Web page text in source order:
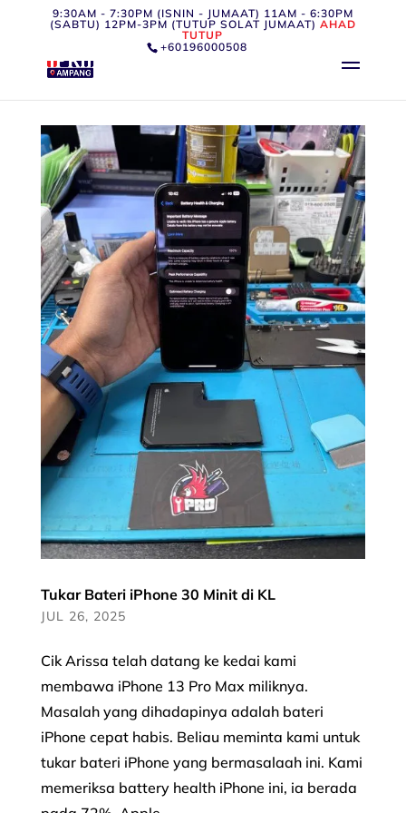
9:30AM - 7:30PM (ISNIN - JUMAAT) 11AM - 6:30PM
(SABTU) 12PM-3PM (TUTUP SOLAT JUMAAT) AHAD
TUTUP
+60196000508
Tukar Bateri iPhone 30 Minit di KL
JUL 26, 2025
Cik Arissa telah datang ke kedai kami
membawa iPhone 13 Pro Max miliknya.
Masalah yang dihadapinya adalah bateri
iPhone cepat habis. Beliau meminta kami untuk
tukar bateri iPhone yang bermasalaah ini. Kami
memeriksa battery health iPhone ini, ia berada